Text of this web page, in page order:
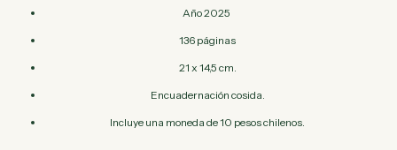
Año 2025
136 páginas
21 x 14,5 cm.
Encuadernación cosida.
Incluye una moneda de 10 pesos chilenos.